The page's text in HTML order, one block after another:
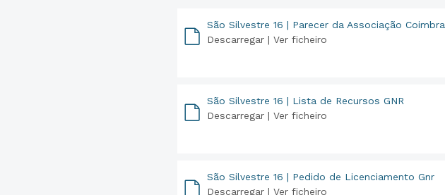
São Silvestre 16 | Parecer da Associação Coimbra
Descarregar | Ver ficheiro
São Silvestre 16 | Lista de Recursos GNR
Descarregar | Ver ficheiro
São Silvestre 16 | Pedido de Licenciamento Gnr
Descarregar | Ver ficheiro